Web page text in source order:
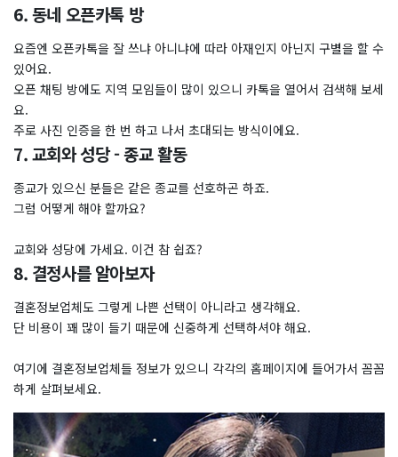
6. 동네 오픈카톡 방
요즘엔 오픈카톡을 잘 쓰냐 아니냐에 따라 아재인지 아닌지 구별을 할 수
있어요.
오픈 채팅 방에도 지역 모임들이 많이 있으니 카톡을 열어서 검색해 보세
요.
주로 사진 인증을 한 번 하고 나서 초대되는 방식이에요.
7. 교회와 성당 - 종교 활동
종교가 있으신 분들은 같은 종교를 선호하곤 하죠.
그럼 어떻게 해야 할까요?
교회와 성당에 가세요. 이건 참 쉽죠?
8. 결정사를 알아보자
결혼정보업체도 그렇게 나쁜 선택이 아니라고 생각해요.
단 비용이 꽤 많이 들기 때문에 신중하게 선택하셔야 해요.
여기에 결혼정보업체들 정보가 있으니 각각의 홈페이지에 들어가서 꼼꼼
하게 살펴보세요.